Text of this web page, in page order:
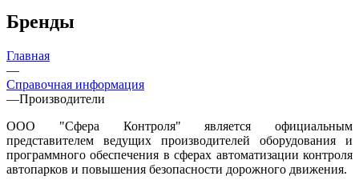
Бренды
Главная
—
Справочная информация
—Производители
ООО "Сфера Контроля" является официальным
представителем ведущих производителей оборудования и
программного обеспечения в сферах автоматизации контроля
автопарков и повышения безопасности дорожного движения.